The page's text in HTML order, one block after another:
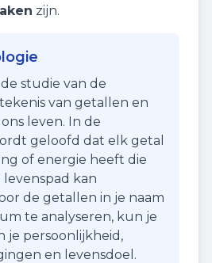
zijn.
studie van de
van getallen en
leven. In de
geloofd dat elk getal
of energie heeft die
kan
de getallen in je naam
te analyseren, kun je
je persoonlijkheid,
en levensdoel.